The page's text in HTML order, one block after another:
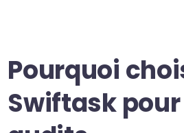
Pourquoi
Swiftask